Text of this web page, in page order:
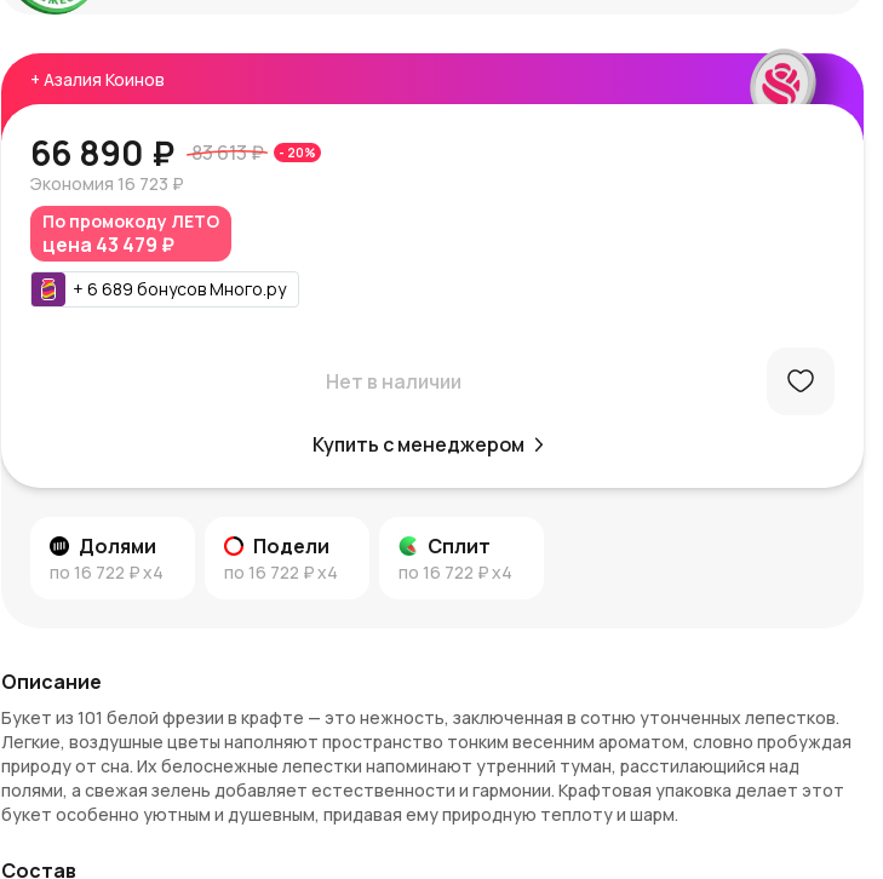
+ Азалия Коинов
66 890 ₽ 83 613 ₽ - 20%
Экономия 16 723 ₽
По промокоду ЛЕТО
цена 43 479 ₽
+ 6 689 бонусовМного.ру
Нет в наличии
Купить с менеджером
Долями
по 16 722 ₽x4
Подели
по 16 722 ₽x4
Сплит
по 16 722 ₽x4
Описание
Букет из 101 белой фрезии в крафте — это нежность, заключенная в сотню утонченных лепестков.
Легкие, воздушные цветы наполняют пространство тонким весенним ароматом, словно пробуждая
природу от сна. Их белоснежные лепестки напоминают утренний туман, расстилающийся над
полями, а свежая зелень добавляет естественности и гармонии. Крафтовая упаковка делает этот
букет особенно уютным и душевным, придавая ему природную теплоту и шарм.
Состав